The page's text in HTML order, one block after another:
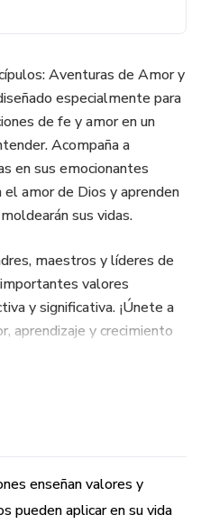
Aventuras de Amor y
especialmente para
de fe y amor en un
Acompaña a
en sus emocionantes
amor de Dios y aprenden
sus vidas.
maestros y líderes de
valores
y significativa. ¡Únete a
aprendizaje y crecimiento
enseñan valores y
pueden aplicar en su vida